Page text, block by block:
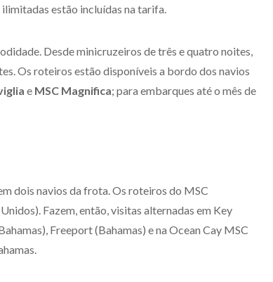
estão incluídas na tarifa.
Desde minicruzeiros de três e quatro noites,
Os roteiros estão disponíveis a bordo dos navios
e MSC Magnifica; para embarques até o mês de
dois navios da frota. Os roteiros do MSC
Fazem, então, visitas alternadas em Key
Freeport (Bahamas) e na Ocean Cay MSC